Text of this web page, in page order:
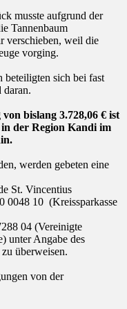
musste aufgrund der
Tannenbaum
verschieben, weil die
vorging.
beteiligten sich bei fast
daran.
bislang 3.728,06 € ist
der Region Kandi im
werden gebeten eine
St. Vincentius
0048 10 (Kreissparkasse
04 (Vereinigte
unter Angabe des
überweisen.
von der